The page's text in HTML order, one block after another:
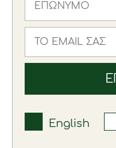
English